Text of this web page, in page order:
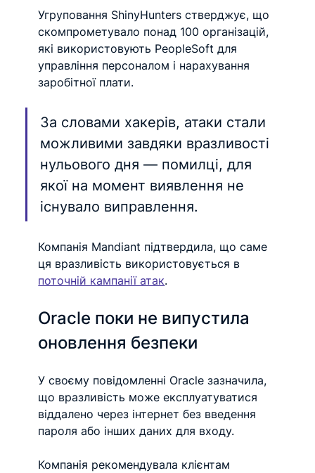
Угруповання ShinyHunters стверджує, що
скомпрометувало понад 100 організацій,
які використовують PeopleSoft для
управління персоналом і нарахування
заробітної плати.
За словами хакерів, атаки стали
можливими завдяки вразливості
нульового дня — помилці, для
якої на момент виявлення не
існувало виправлення.
Компанія Mandiant підтвердила, що саме
ця вразливість використовується в
поточній кампанії атак.
Oracle поки не випустила
оновлення безпеки
У своєму повідомленні Oracle зазначила,
що вразливість може експлуатуватися
віддалено через інтернет без введення
пароля або інших даних для входу.
Компанія рекомендувала клієнтам